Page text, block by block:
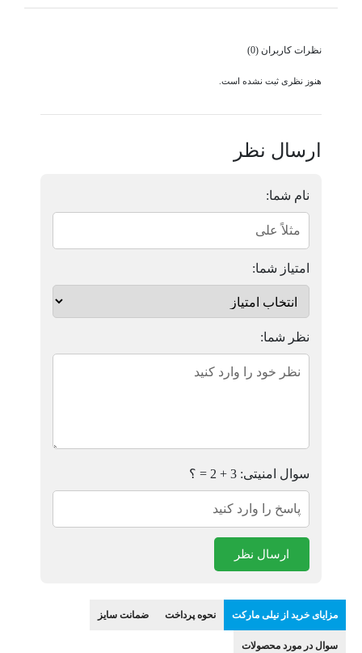
نظرات کاربران (0)
هنوز نظری ثبت نشده است.
ارسال نظر
نام شما:
امتیاز شما:
نظر شما:
سوال امنیتی: 3 + 2 = ؟
ارسال نظر
مزایای خرید از نیلی مارکت نحوه پرداخت ضمانت سایز
سوال در مورد محصولات